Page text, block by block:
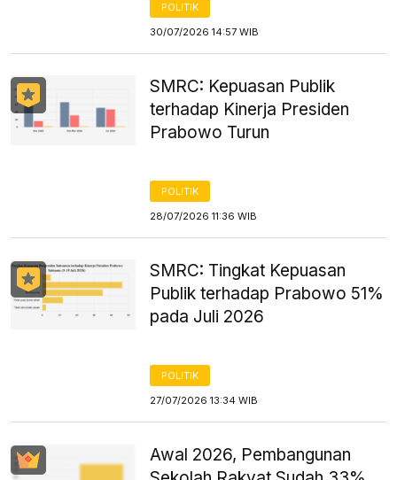
POLITIK
30/07/2026 14:57 WIB
SMRC: Kepuasan Publik
terhadap Kinerja Presiden
Prabowo Turun
POLITIK
28/07/2026 11:36 WIB
SMRC: Tingkat Kepuasan
Publik terhadap Prabowo 51%
pada Juli 2026
POLITIK
27/07/2026 13:34 WIB
Awal 2026, Pembangunan